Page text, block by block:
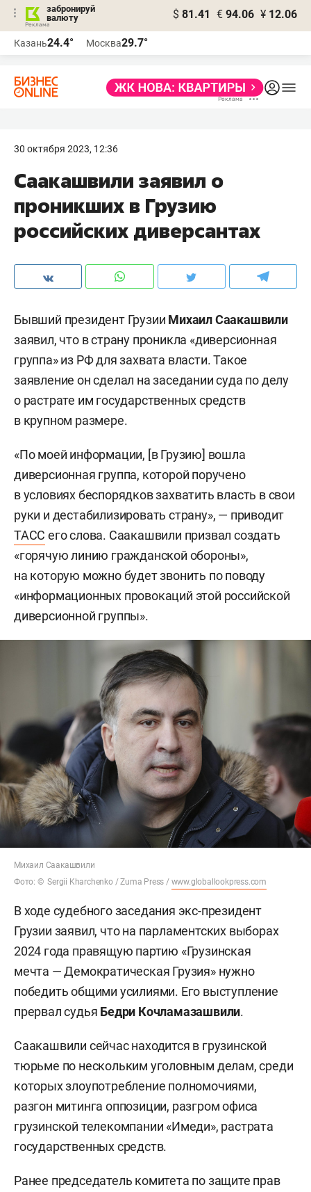
забронируй
валюту
$ 81.41 € 94.06 ¥ 12.06
Казань24.4° Москва29.7°
30 октября 2023, 12:36
Саакашвили заявил о
проникших в Грузию
российских диверсантах
Бывший президент Грузии Михаил Саакашвили
заявил, что в страну проникла «диверсионная
группа» из РФ для захвата власти. Такое
заявление он сделал на заседании суда по делу
о растрате им государственных средств
в крупном размере.
«По моей информации, [в Грузию] вошла
диверсионная группа, которой поручено
в условиях беспорядков захватить власть в свои
руки и дестабилизировать страну», — приводит
ТАСС его слова. Саакашвили призвал создать
«горячую линию гражданской обороны»,
на которую можно будет звонить по поводу
«информационных провокаций этой российской
диверсионной группы».
Михаил Саакашвили
Фото: © Sergii Kharchenko / Zuma Press / www.globallookpress.com
В ходе судебного заседания экс-президент
Грузии заявил, что на парламентских выборах
2024 года правящую партию «Грузинская
мечта — Демократическая Грузия» нужно
победить общими усилиями. Его выступление
прервал судья Бедри Кочламазашвили.
Саакашвили сейчас находится в грузинской
тюрьме по нескольким уголовным делам, среди
которых злоупотребление полномочиями,
разгон митинга оппозиции, разгром офиса
грузинской телекомпании «Имеди», растрата
государственных средств.
Ранее председатель комитета по защите прав